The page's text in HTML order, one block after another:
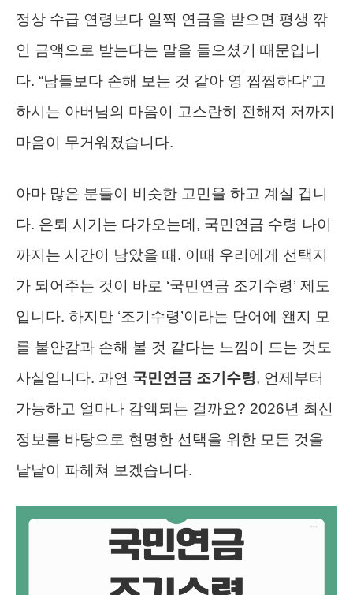
정상 수급 연령보다 일찍 연금을 받으면 평생 깎
인 금액으로 받는다는 말을 들으셨기 때문입니
다. “남들보다 손해 보는 것 같아 영 찝찝하다”고
하시는 아버님의 마음이 고스란히 전해져 저까지
마음이 무거워졌습니다.
아마 많은 분들이 비슷한 고민을 하고 계실 겁니
다. 은퇴 시기는 다가오는데, 국민연금 수령 나이
까지는 시간이 남았을 때. 이때 우리에게 선택지
가 되어주는 것이 바로 ‘국민연금 조기수령’ 제도
입니다. 하지만 ‘조기수령’이라는 단어에 왠지 모
를 불안감과 손해 볼 것 같다는 느낌이 드는 것도
사실입니다. 과연 국민연금 조기수령, 언제부터
가능하고 얼마나 감액되는 걸까요? 2026년 최신
정보를 바탕으로 현명한 선택을 위한 모든 것을
낱낱이 파헤쳐 보겠습니다.